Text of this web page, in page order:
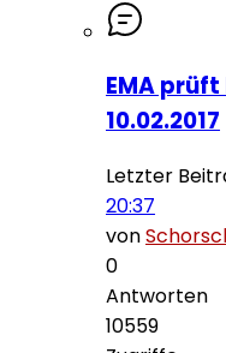
EMA
10.02.2017
Letzter
20:37
von
0
Antworten
10559